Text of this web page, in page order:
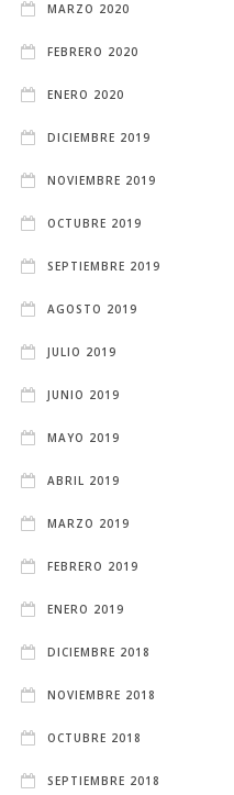
MARZO 2020
FEBRERO 2020
ENERO 2020
DICIEMBRE 2019
NOVIEMBRE 2019
OCTUBRE 2019
SEPTIEMBRE 2019
AGOSTO 2019
JULIO 2019
JUNIO 2019
MAYO 2019
ABRIL 2019
MARZO 2019
FEBRERO 2019
ENERO 2019
DICIEMBRE 2018
NOVIEMBRE 2018
OCTUBRE 2018
SEPTIEMBRE 2018